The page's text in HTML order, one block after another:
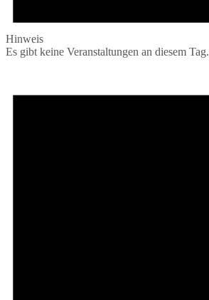
Hinweis
Es gibt keine Veranstaltungen an diesem Tag.